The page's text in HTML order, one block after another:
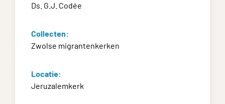
Ds. G.J. Codée
Collecten:
Zwolse migrantenkerken
Locatie:
Jeruzalemkerk